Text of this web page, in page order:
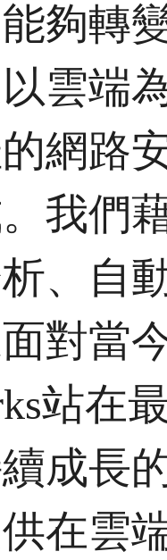
夠轉
雲端
網路
我們
、自
對當
站在
成長
在雲